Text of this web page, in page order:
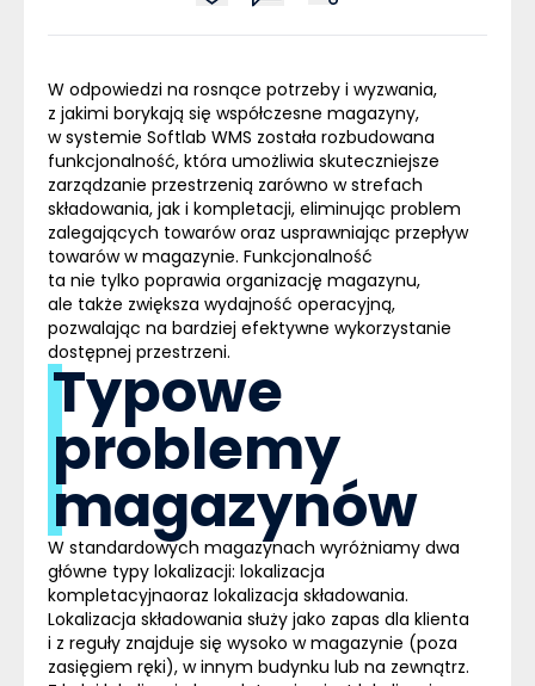
W odpowiedzi na rosnące potrzeby i wyzwania,
z jakimi borykają się współczesne magazyny,
w systemie Softlab WMS została rozbudowana
funkcjonalność, która umożliwia skuteczniejsze
zarządzanie przestrzenią zarówno w strefach
składowania, jak i kompletacji, eliminując problem
zalegających towarów oraz usprawniając przepływ
towarów w magazynie. Funkcjonalność
ta nie tylko poprawia organizację magazynu,
ale także zwiększa wydajność operacyjną,
pozwalając na bardziej efektywne wykorzystanie
dostępnej przestrzeni.
Typowe
problemy
magazynów
W standardowych magazynach wyróżniamy dwa
główne typy lokalizacji: lokalizacja
kompletacyjnaoraz lokalizacja składowania.
Lokalizacja składowania służy jako zapas dla klienta
i z reguły znajduje się wysoko w magazynie (poza
zasięgiem ręki), w innym budynku lub na zewnątrz.